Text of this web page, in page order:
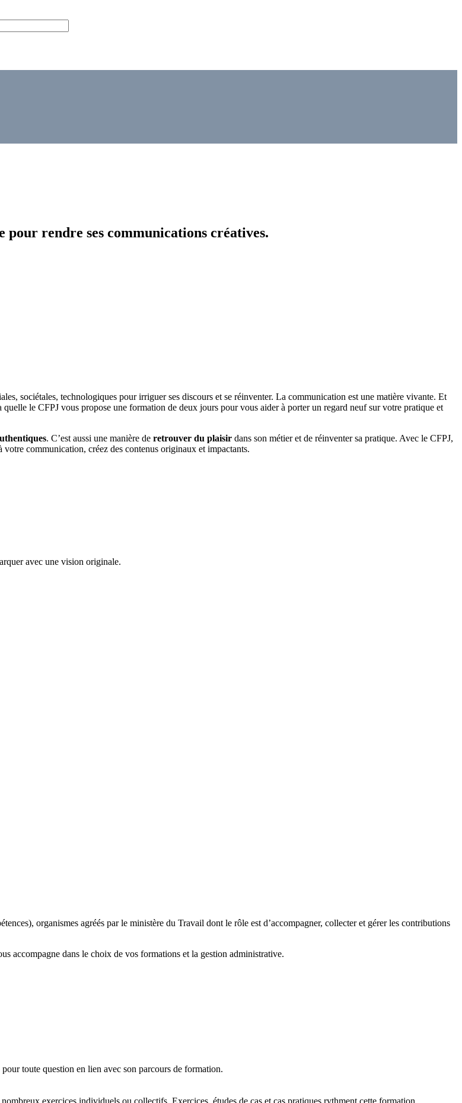
rendre ses communications créatives.
sociétales, technologiques pour irriguer ses discours et se réinventer. La communication est une matière vivante. Et
le CFPJ vous propose une formation de deux jours pour vous aider à porter un regard neuf sur votre pratique et
. C’est aussi une manière de retrouver du plaisir dans son métier et de réinventer sa pratique. Avec le CFPJ,
communication, créez des contenus originaux et impactants.
avec une vision originale.
organismes agréés par le ministère du Travail dont le rôle est d’accompagner, collecter et gérer les contributions
accompagne dans le choix de vos formations et la gestion administrative.
toute question en lien avec son parcours de formation.
exercices individuels ou collectifs. Exercices, études de cas et cas pratiques rythment cette formation.